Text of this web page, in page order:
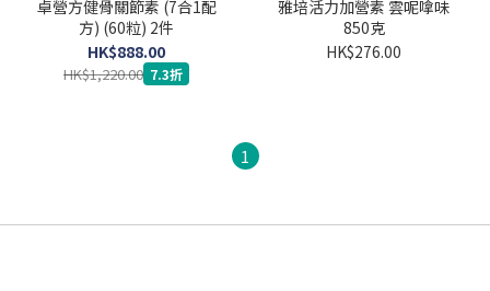
卓營方健骨關節素 (7合1配
方) (60粒) 2件
HK$888.00
HK$1,220.00 7.3折
雅培活力加營素 雲呢嗱味
850克
HK$276.00
1